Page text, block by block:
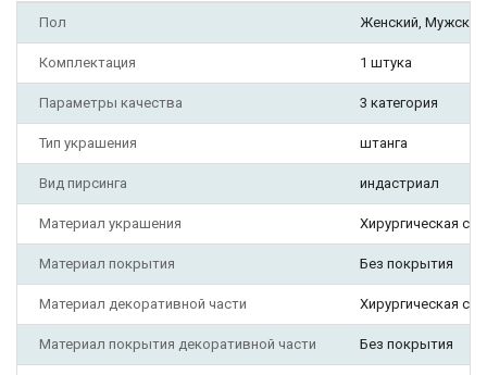
Пол Женский, Мужской
Комплектация 1 штука
Параметры качества 3 категория
Тип украшения штанга
Вид пирсинга индастриал
Материал украшения Хирургическая
Материал покрытия Без покрытия
Материал декоративной части Хирургическая
Материал покрытия декоративной части Без покрытия